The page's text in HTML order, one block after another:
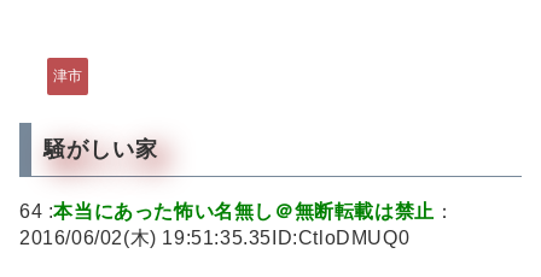
津市
騒がしい家
64 :本当にあった怖い名無し＠無断転載は禁止 ：
2016/06/02(木) 19:51:35.35ID:CtloDMUQ0